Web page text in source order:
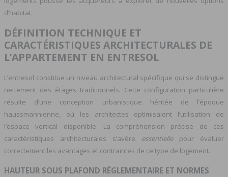
d’habitat.
DÉFINITION TECHNIQUE ET
CARACTÉRISTIQUES ARCHITECTURALES DE
L’APPARTEMENT EN ENTRESOL
L’entresol constitue un niveau architectural spécifique qui se distingue
nettement des étages traditionnels. Cette configuration particulière
résulte d’une conception urbanistique héritée de l’époque
haussmannienne, où les architectes optimisaient l’utilisation de
l’espace vertical disponible. La compréhension précise de ces
caractéristiques architecturales s’avère essentielle pour évaluer
correctement les avantages et contraintes de ce type de logement.
HAUTEUR SOUS PLAFOND RÉGLEMENTAIRE ET NORMES